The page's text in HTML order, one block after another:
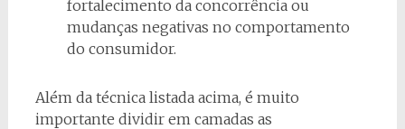
fortalecimento da concorrência ou
mudanças negativas no comportamento
do consumidor.
Além da técnica listada acima, é muito
importante dividir em camadas as